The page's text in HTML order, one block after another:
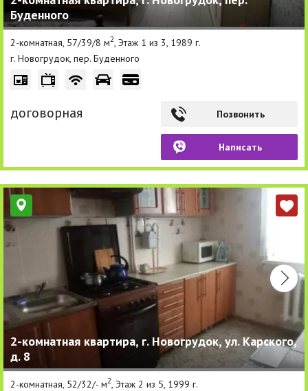
Другие разделы
Новости
Агентства
Реклама на сайте
Буденного
2-комнатная, 57/39/8 м2 , Этаж 1 из 3, 1989 г.
г. Новогрудок, пер. Буденного
договорная Позвонить
Написать
2-комнатная квартира, г. Новогрудок, ул. Карского,
д. 8
2-комнатная, 52/32/- м2, Этаж 2 из 5, 1999 г.